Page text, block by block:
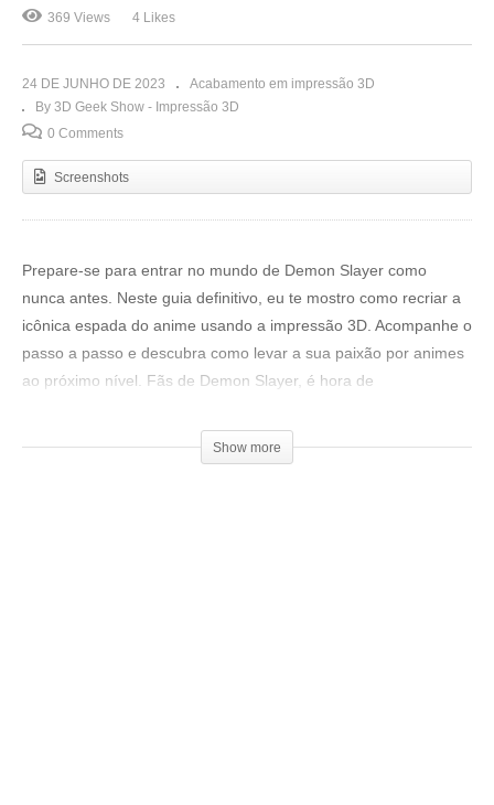
369 Views 4 Likes
24 DE JUNHO DE 2023
Acabamento em impressão 3D
By 3D Geek Show - Impressão 3D
0 Comments
Screenshots
Prepare-se para entrar no mundo de Demon Slayer como
nunca antes. Neste guia definitivo, eu te mostro como recriar a
icônica espada do anime usando a impressão 3D. Acompanhe o
passo a passo e descubra como levar a sua paixão por animes
ao próximo nível. Fãs de Demon Slayer, é hora de
Show more